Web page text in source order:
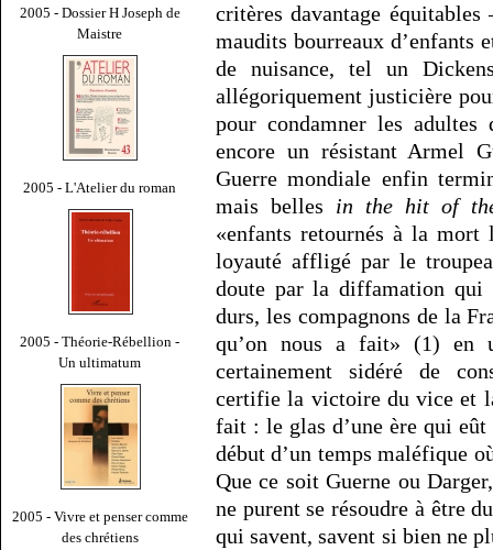
2005 - Dossier H Joseph de
Maistre
2005 - L'Atelier du roman
2005 - Théorie-Rébellion -
Un ultimatum
2005 - Vivre et penser comme
des chrétiens
critères davantage
maudits bourreaux d’enfants
de nuisance, tel un
allégoriquement justicière
pour condamner les
encore un résistant Armel
Guerre mondiale enfin
mais belles in the hit of
«enfants retournés à la
loyauté affligé par le
doute par la diffamation qui
durs, les compagnons de la
qu’on nous a fait» (1) en
certainement sidéré de
certifie la victoire du vice et
fait : le glas d’une ère qui eût
début d’un temps maléfique
Que ce soit Guerne ou
ne purent se résoudre à être
qui savent, savent si bien ne